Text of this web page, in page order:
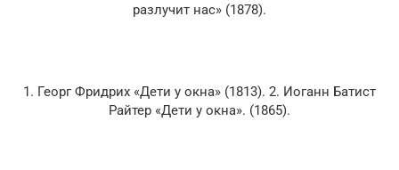
разлучит нас» (1878).
1. Георг Фридрих «Дети у окна» (1813). 2. Иоганн Батист
Райтер «Дети у окна». (1865).